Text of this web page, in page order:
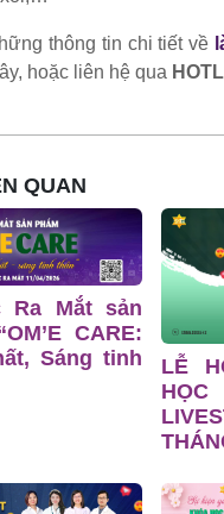
thông tin chi tiết về
hoặc liên hệ qua
QUAN
Ra Mắt sản
CARE:
Sáng tinh
LỄ